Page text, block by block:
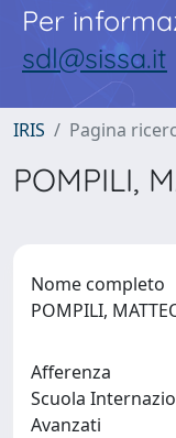
Per
sdl@sissa.it
IRIS Pagina
POMPILI,
Nome completo
POMPILI,
Afferenza
Scuola
Avanzati